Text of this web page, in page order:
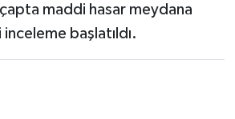
maddi hasar meydana
başlatıldı.